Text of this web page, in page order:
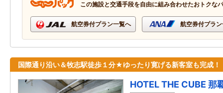
この施設と交通手段を自由に組み合わせたおトクな
航空券付プラン一覧へ 航空券付プラ
国際通り沿い＆牧志駅徒歩１分★ゆったり寛げる新客室も完成！
HOTEL THE CUBE 那